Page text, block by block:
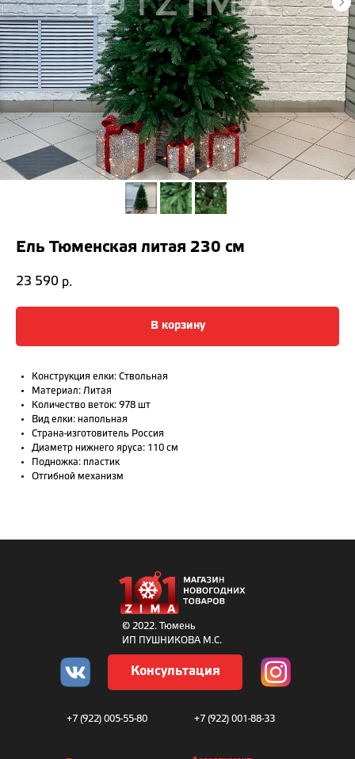
Ель Тюменская литая 230 см
23 590 р.
В корзину
Конструкция елки: Ствольная
Материал: Литая
Количество веток: 978 шт
Вид елки: напольная
Страна-изготовитель Россия
Диаметр нижнего яруса: 110 см
Подножка: пластик
Отгибной механизм
© 2022. Тюмень
ИП ПУШНИКОВА М.С.
+7 (922) 001-88-33
+7 (922) 005-55-80
Консультация